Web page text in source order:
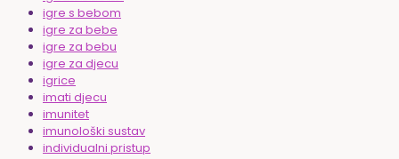
igre s bebom
igre za bebe
igre za bebu
igre za djecu
igrice
imati djecu
imunitet
imunološki sustav
individualni pristup